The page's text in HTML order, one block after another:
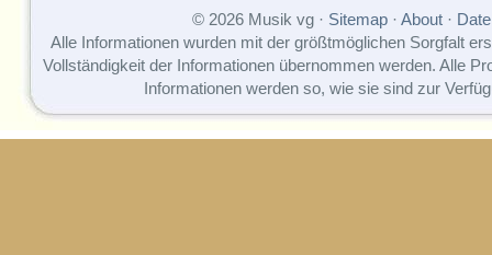
© 2026 Musik vg · Sitemap· About·
Alle Informationen wurden mit der größtmöglichen Sorgfalt
Vollständigkeit der Informationen übernommen werden. Alle
Informationen werden so, wie sie sind zur